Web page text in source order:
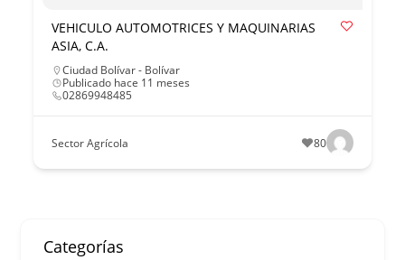
VEHICULO AUTOMOTRICES Y MAQUINARIAS
ASIA, C.A.
Ciudad Bolívar - Bolívar
Publicado hace 11 meses
02869948485
Sector Agrícola 80
Categorías